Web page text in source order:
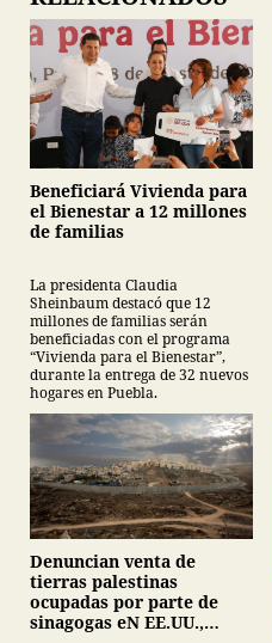
Beneficiará Vivienda para
el Bienestar a 12 millones
de familias
La presidenta Claudia
Sheinbaum destacó que 12
millones de familias serán
beneficiadas con el programa
“Vivienda para el Bienestar”,
durante la entrega de 32 nuevos
hogares en Puebla.
Denuncian venta de
tierras palestinas
ocupadas por parte de
sinagogas eN EE.UU.,